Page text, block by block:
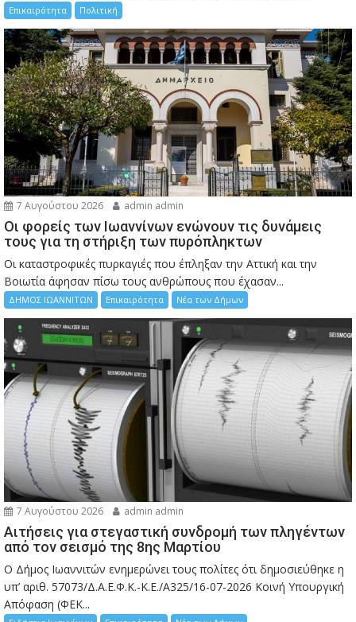
Επικαιρότητα Πολιτική
7 Αυγούστου 2026 admin admin
Οι φορείς των Ιωαννίνων ενώνουν τις δυνάμεις
τους για τη στήριξη των πυρόπληκτων
Οι καταστροφικές πυρκαγιές που έπληξαν την Αττική και την
Bοιωτία άφησαν πίσω τους ανθρώπους που έχασαν...
ΔΗΜΟΣ ΙΩΑΝΝΙΤΩΝ Επικαιρότητα Νέα των Δήμων
7 Αυγούστου 2026 admin admin
Αιτήσεις για στεγαστική συνδρομή των πληγέντων
από τον σεισμό της 8ης Μαρτίου
Ο Δήμος Ιωαννιτών ενημερώνει τους πολίτες ότι δημοσιεύθηκε η
υπ’ αριθ. 57073/Δ.Α.Ε.Φ.Κ.-Κ.Ε./Α325/16-07-2026 Κοινή Υπουργική
Απόφαση (ΦΕΚ...